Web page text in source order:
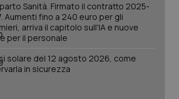
Sanità. Firmato il contratto 2025-
Aumenti fino a 240 euro per gli
arriva il capitolo sull'IA e nuove
per il personale
solare del 12 agosto 2026, come
in sicurezza